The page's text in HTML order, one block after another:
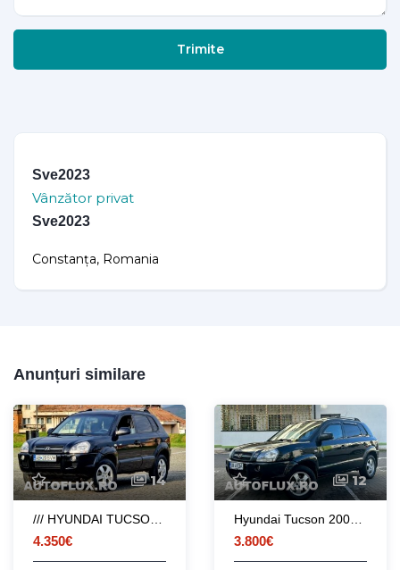
Trimite
Sve2023
Vânzător privat
Sve2023
Constanța, Romania
Anunțuri similare
14
4.350€
12
3.800€